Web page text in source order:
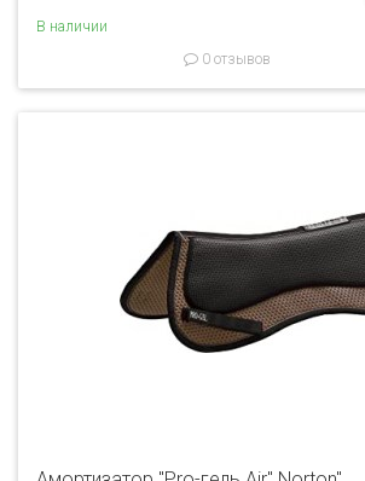
В наличии
0 отзывов